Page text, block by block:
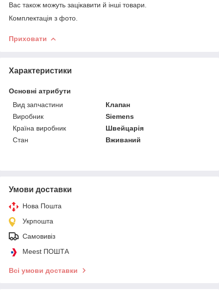
Вас також можуть зацікавити й інші товари.
Комплектація з фото.
Приховати
Характеристики
Основні атрибути
Вид запчастини
Клапан
Виробник
Siemens
Країна виробник
Швейцарія
Стан
Вживаний
Умови доставки
Нова Пошта
Укрпошта
Самовивіз
Meest ПОШТА
Всі умови доставки